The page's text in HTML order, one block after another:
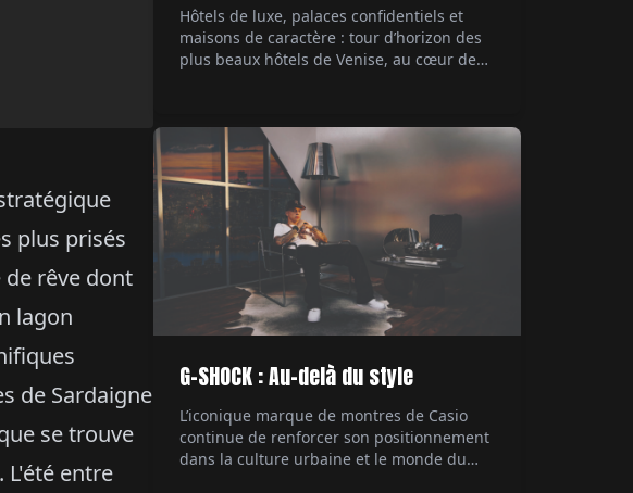
plus prisés
de rêve dont
lagon
de Sardaigne
se trouve
entre
Hôtels de luxe, palaces confidentiels et
maisons de caractère : tour d’horizon des
plus beaux hôtels de Venise, au cœur de
G-SHOCK : Au-delà du style
L’iconique marque de montres de Casio
continue de renforcer son positionnement
dans la culture urbaine et le monde du